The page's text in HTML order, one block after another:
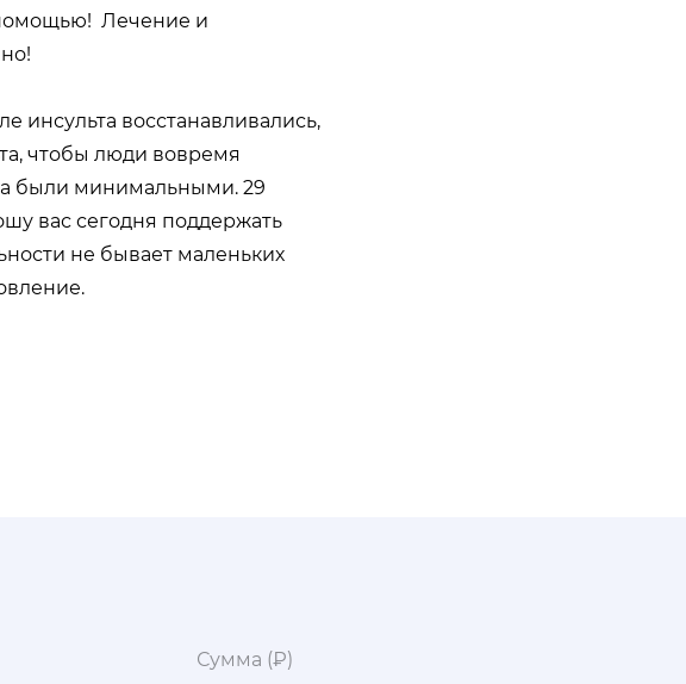
Лечение и
инсульта восстанавливались,
чтобы люди вовремя
были минимальными. 29
вас сегодня поддержать
не бывает маленьких
Сумма (₽)